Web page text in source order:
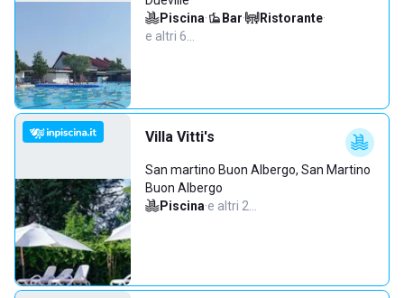
Piscina· Bar· Ristorante·
e altri 6…
Villa Vitti's
San martino Buon Albergo, San Martino
Buon Albergo
Piscina·e altri 2…